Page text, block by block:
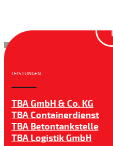
LEISTUNGEN
TBA GmbH & Co. KG
TBA Containerdienst
TBA Betontankstelle
TBA Logistik GmbH